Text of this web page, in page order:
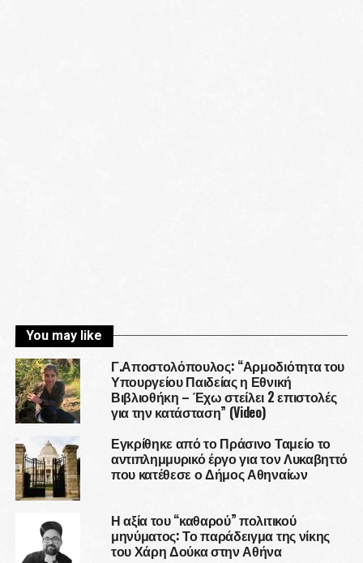
You may like
Γ.Αποστολόπουλος: “Αρμοδιότητα του
Υπουργείου Παιδείας η Εθνική
Βιβλιοθήκη – Έχω στείλει 2 επιστολές
για την κατάσταση” (Video)
Εγκρίθηκε από το Πράσινο Ταμείο το
αντιπλημμυρικό έργο για τον Λυκαβηττό
που κατέθεσε ο Δήμος Αθηναίων
Η αξία του “καθαρού” πολιτικού
μηνύματος: Το παράδειγμα της νίκης
του Χάρη Δούκα στην Αθήνα